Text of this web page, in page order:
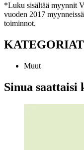
*Luku sisältää myynnit
vuoden 2017
toiminnot.
KATEGORIAT
Muut
Sinua saattaisi